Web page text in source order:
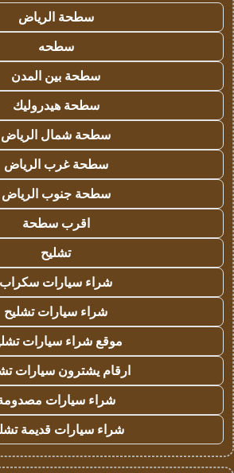
سطحة الرياض
سطحه
سطحة بين المدن
سطحة هيدروليك
سطحة شمال الرياض
سطحة غرب الرياض
سطحة جنوب الرياض
اقرب سطحة
تشليح
شراء سيارات سكراب
شراء سيارات تشليح
موقع شراء سيارات
ارقام يشترون سيارات
شراء سيارات
شراء سيارات قديمة